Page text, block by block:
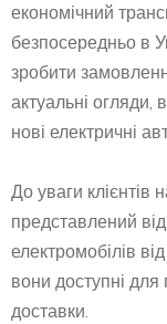
економічний
безпосередньо в
зробити
актуальні огляди,
нові електричні
До уваги клієнтів
представлений
електромобілів
вони доступні
доставки.